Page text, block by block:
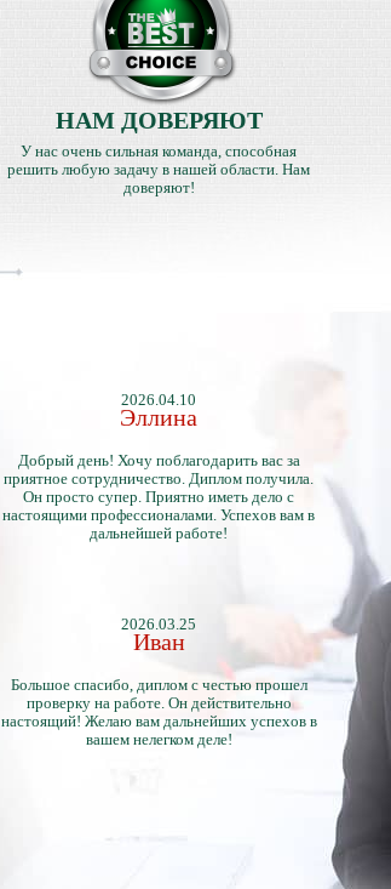
НАМ ДОВЕРЯЮТ
У нас очень сильная команда, способная
решить любую задачу в нашей области. Нам
доверяют!
2026.04.10
Эллина
Добрый день! Хочу поблагодарить вас за
приятное сотрудничество. Диплом получила.
Он просто супер. Приятно иметь дело с
настоящими профессионалами. Успехов вам в
дальнейшей работе!
2026.03.25
Иван
Большое спасибо, диплом с честью прошел
проверку на работе. Он действительно
настоящий! Желаю вам дальнейших успехов в
вашем нелегком деле!